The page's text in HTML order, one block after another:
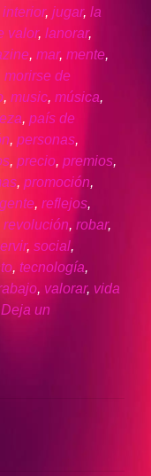
interior, jugar, la
valor, lanorar,
, mar, mente,
morirse de
, music, música,
, país de
, personas,
, precio, premios,
, promoción,
, reflejos,
revolución, robar,
, social,
, tecnología,
, valorar, vida
Deja un